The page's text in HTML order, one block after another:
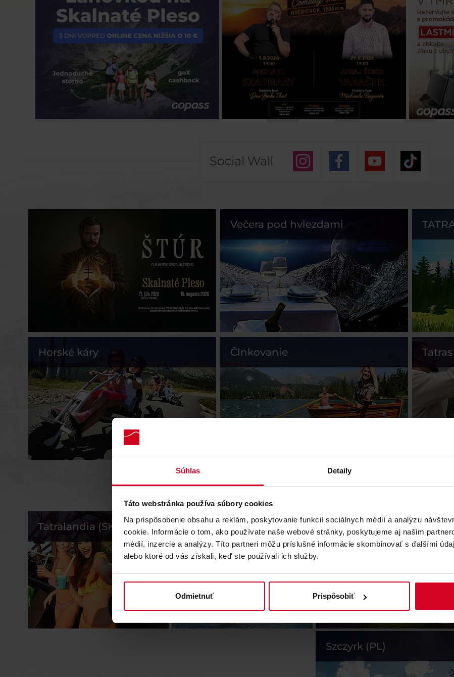
Súhlas Detaily
Táto webstránka používa súbory cookies
Na prispôsobenie obsahu a reklám, poskytovanie funkcií sociálnych médií a analýzu
cookie. Informácie o tom, ako používate naše webové stránky, poskytujeme aj našim
médií, inzercie a analýzy. Títo partneri môžu príslušné informácie skombinovať s ďalšími
alebo ktoré od vás získali, keď ste používali ich služby.
Odmietnuť Prispôsobiť
Social Wall
Večera pod hviezdami
Horské káry Člnkovanie
Objavte aj ďalšie strediská z rodiny
Tatralandia (SK) Bešeňová (SK) Legendia (PL)
Szczyrk (PL)